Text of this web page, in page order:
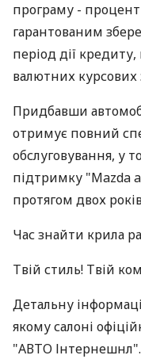
програму -
гарантованим
період дії
валютних
Придбавши
отримує повний
обслуговування, у
підтримку "Mazda
протягом двох
Час знайти крила
Твій стиль! Твій
Детальну
якому салоні
"АВТО Інтернешнл".